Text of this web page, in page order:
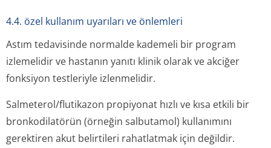
4.4. özel kullanım uyarıları ve önlemleri
Astım tedavisinde normalde kademeli bir program
izlemelidir ve hastanın yanıtı klinik olarak ve akciğer
fonksiyon testleriyle izlenmelidir.
Salmeterol/flu­tikazon propiyonat hızlı ve kısa etkili bir
bronkodilatörün (örneğin salbutamol) kullanımını
gerektiren akut belirtileri rahatlatmak için değildir.